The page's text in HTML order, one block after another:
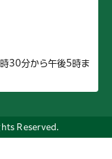
30分から午後5時ま
Reserved.